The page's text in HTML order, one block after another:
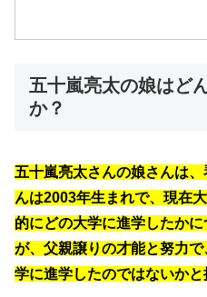
五十嵐亮太の娘はど
か？
五十嵐亮太さんの娘さんは
んは2003年生まれで、現在
的にどの大学に進学したか
が、父親譲りの才能と努力
学に進学したのではないかと